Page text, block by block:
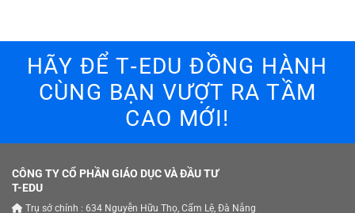
HÃY ĐỂ T‑EDU ĐỒNG HÀNH
CÙNG BẠN VƯỢT RA TẦM
CAO MỚI!
CÔNG TY CỔ PHẦN GIÁO DỤC VÀ ĐẦU TƯ
T-EDU
Trụ sở chính : 634 Nguyễn Hữu Thọ, Cẩm Lệ, Đà Nẵng